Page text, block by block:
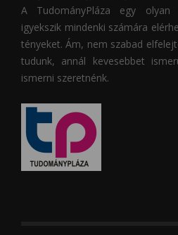
A TudományPláza egy olyan
igyekszik mindenki számára
tényeket. Ám, nem szabad
tudunk, annál kevesebbet
ismerni szeretnénk.